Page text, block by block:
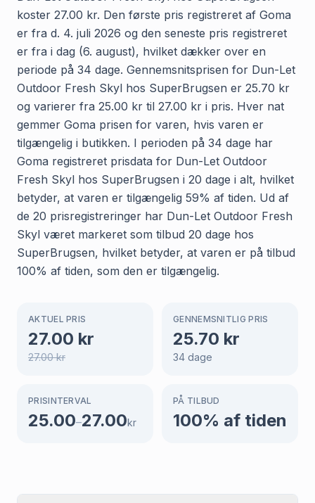
koster 27.00 kr. Den første pris registreret af Goma
er fra d. 4. juli 2026 og den seneste pris registreret
er fra i dag (6. august), hvilket dækker over en
periode på 34 dage. Gennemsnitsprisen for Dun-Let
Outdoor Fresh Skyl hos SuperBrugsen er 25.70 kr
og varierer fra 25.00 kr til 27.00 kr i pris. Hver nat
gemmer Goma prisen for varen, hvis varen er
tilgængelig i butikken. I perioden på 34 dage har
Goma registreret prisdata for Dun-Let Outdoor
Fresh Skyl hos SuperBrugsen i 20 dage i alt, hvilket
betyder, at varen er tilgængelig 59% af tiden. Ud af
de 20 prisregistreringer har Dun-Let Outdoor Fresh
Skyl været markeret som tilbud 20 dage hos
SuperBrugsen, hvilket betyder, at varen er på tilbud
100% af tiden, som den er tilgængelig.
AKTUEL PRIS
27.00 kr
27.00kr
GENNEMSNITLIG PRIS
25.70 kr
34 dage
PRISINTERVAL
25.00–27.00kr
PÅ TILBUD
100% af tiden